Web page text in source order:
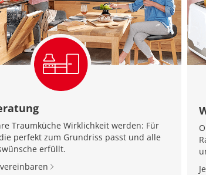
Traumküche Wirklichkeit werden: Für
perfekt zum Grundriss passt und alle
erfüllt.